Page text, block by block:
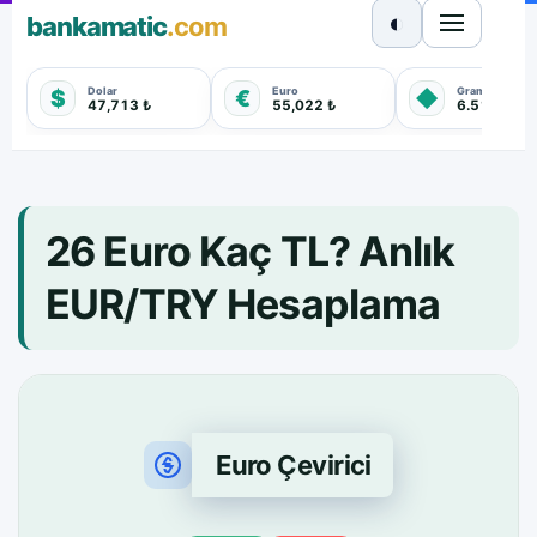
bankamatic.com
$ Dolar
47,713 ₺ € Euro
55,022 ₺ ◆ Gram Altın
6.511,600
◐
26 Euro Kaç TL? Anlık
EUR/TRY Hesaplama
Euro Çevirici